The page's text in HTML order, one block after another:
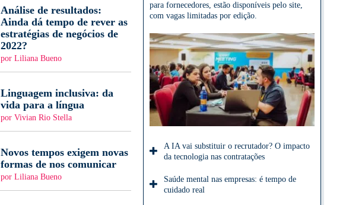
Análise de resultados:
Ainda dá tempo de rever as
estratégias de negócios de
2022?
por Liliana Bueno
Linguagem inclusiva: da
vida para a língua
por Vivian Rio Stella
Novos tempos exigem novas
formas de nos comunicar
por Liliana Bueno
para fornecedores, estão disponíveis pelo site,
com vagas limitadas por edição.
A IA vai substituir o recrutador? O impacto
da tecnologia nas contratações
Saúde mental nas empresas: é tempo de
cuidado real